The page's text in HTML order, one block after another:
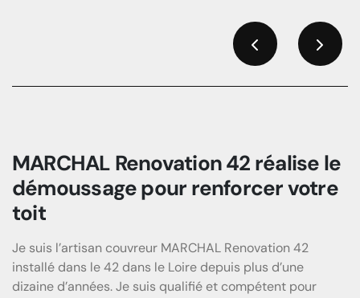
MARCHAL Renovation 42 réalise le
démoussage pour renforcer votre
toit
Je suis l’artisan couvreur MARCHAL Renovation 42
installé dans le 42 dans le Loire depuis plus d’une
dizaine d’années. Je suis qualifié et compétent pour